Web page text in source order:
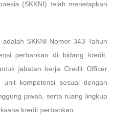
(SKKNI) telah menetapkan
SKKNI Nomor 343 Tahun
perbankan di bidang kredit.
jabatan kerja Credit Officer
kompetensi sesuai dengan
jawab, serta ruang lingkup
kredit perbankan.